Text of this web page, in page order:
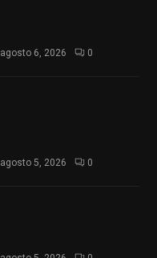
agosto 6, 2026 0
agosto 5, 2026 0